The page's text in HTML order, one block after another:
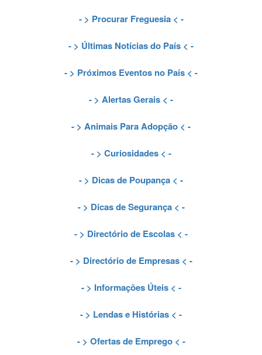
- > Procurar Freguesia< -
- > Últimas Notícias do País < -
- > Próximos Eventos no País < -
- > Alertas Gerais < -
- > Animais Para Adopção < -
- > Curiosidades< -
- > Dicas de Poupança < -
- > Dicas de Segurança< -
- > Directório de Escolas < -
- > Directório de Empresas< -
- > Informações Úteis< -
- > Lendas e Histórias < -
- > Ofertas de Emprego< -